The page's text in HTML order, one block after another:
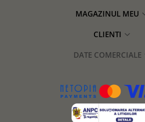
MAGAZINUL MEU
CLIENTI
DATE COMERCIALE